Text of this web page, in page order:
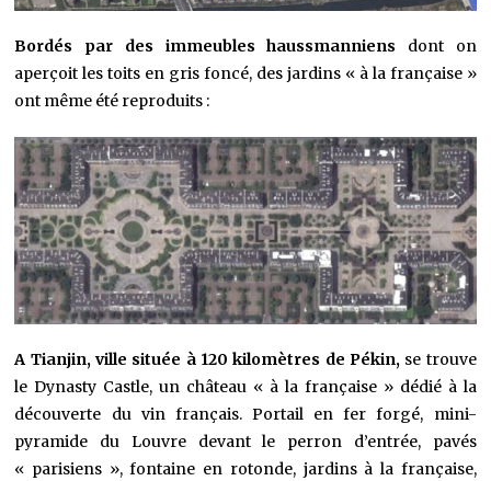
Bordés par des immeubles haussmanniens dont on
aperçoit les toits en gris foncé, des jardins « à la française »
ont même été reproduits :
A Tianjin, ville située à 120 kilomètres de Pékin,se trouve
le Dynasty Castle, un château « à la française » dédié à la
découverte du vin français. Portail en fer forgé, mini-
pyramide du Louvre devant le perron d’entrée, pavés
« parisiens », fontaine en rotonde, jardins à la française,